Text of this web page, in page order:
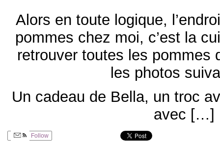
Alors en toute logique,
pommes chez moi, c’est la
retrouver toutes les pommes
les photos
Un cadeau de Bella, un troc
avec […]
Follow